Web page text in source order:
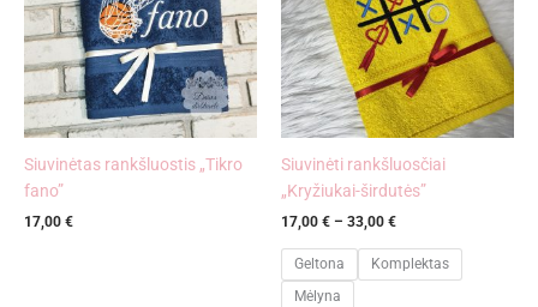
Siuvinėtas rankšluostis „Tikro
fano”
17,00 €
Siuvinėti rankšluosčiai
„Kryžiukai-širdutės”
17,00 € – 33,00 €
Geltona
Komplektas
Mėlyna